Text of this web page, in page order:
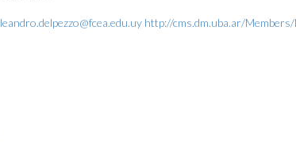
leandro.delpezzo@fcea.edu.uy http://cms.dm.uba.ar/